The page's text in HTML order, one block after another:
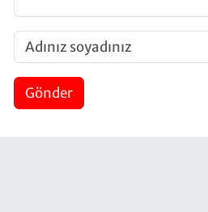
Gönder